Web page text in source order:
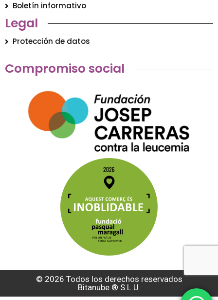
Boletín informativo
Legal
Protección de datos
Compromiso social
© 2026 Todos los derechos reservados
Bitanube ®️ S.L.U.